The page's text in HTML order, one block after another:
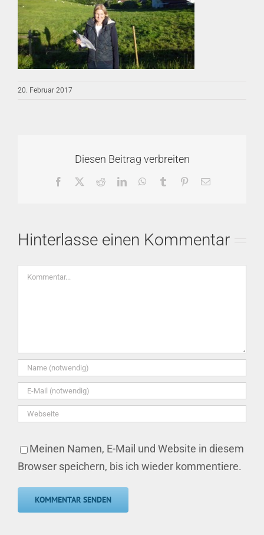
20. Februar 2017
Diesen Beitrag verbreiten
Facebook RedditLinkedInWhatsApp
Tumblr Pinterest
E-
Hinterlasse einen Kommentar
Kommentar
Meinen Namen, E-Mail und Website in diesem
Browser speichern, bis ich wieder kommentiere.